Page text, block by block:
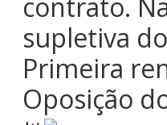
supletiva
Primeira
Oposição